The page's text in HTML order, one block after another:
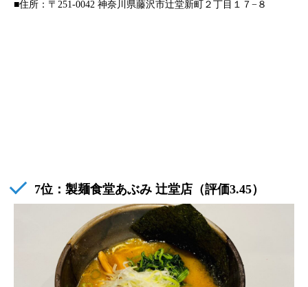
■住所：〒251-0042 神奈川県藤沢市辻堂新町２丁目１７−８
7位： 製麺食堂あぶみ 辻堂店 （評価3.45）